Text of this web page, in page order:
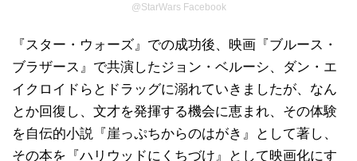
@StarWars Facebook
『スター・ウォーズ』での成功後、映画『ブルース・
ブラザース』で共演したジョン・ベルーシ、ダン・エ
イクロイドらとドラッグに溺れていきましたが、なん
とか回復し、文才を発揮する機会に恵まれ、その体験
を自伝的小説『崖っぷちからのはがき』として著し、
その本を『ハリウッドにくちづけ』として映画化にす